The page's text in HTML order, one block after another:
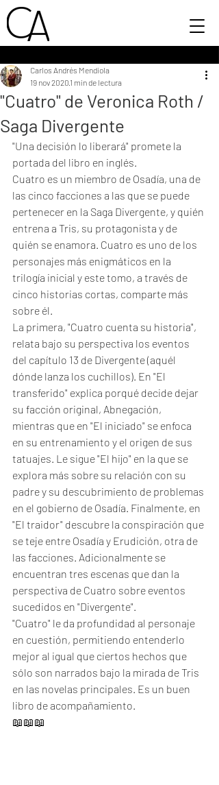
"Cuatro" de Veronica Roth /
Saga Divergente
Carlos Andrés Mendiola
19 nov 2020 1 min de lectura
"Una decisión lo liberará" promete la
portada del libro en inglés.
Cuatro es un miembro de Osadía, una de
las cinco facciones a las que se puede
pertenecer en la Saga Divergente, y quién
entrena a Tris, su protagonista y de
quién se enamora. Cuatro es uno de los
personajes más enigmáticos en la
trilogía inicial y este tomo, a través de
cinco historias cortas, comparte más
sobre él.
La primera, "Cuatro cuenta su historia",
relata bajo su perspectiva los eventos
del capítulo 13 de Divergente (aquél
dónde lanza los cuchillos). En "El
transferido" explica porqué decide dejar
su facción original, Abnegación,
mientras que en "El iniciado" se enfoca
en su entrenamiento y el origen de sus
tatuajes. Le sigue "El hijo" en la que se
explora más sobre su relación con su
padre y su descubrimiento de problemas
en el gobierno de Osadía. Finalmente, en
"El traidor" descubre la conspiración que
se teje entre Osadía y Erudición, otra de
las facciones. Adicionalmente se
encuentran tres escenas que dan la
perspectiva de Cuatro sobre eventos
sucedidos en "Divergente".
"Cuatro" le da profundidad al personaje
en cuestión, permitiendo entenderlo
mejor al igual que ciertos hechos que
sólo son narrados bajo la mirada de Tris
en las novelas principales. Es un buen
libro de acompañamiento.
📖📖📖